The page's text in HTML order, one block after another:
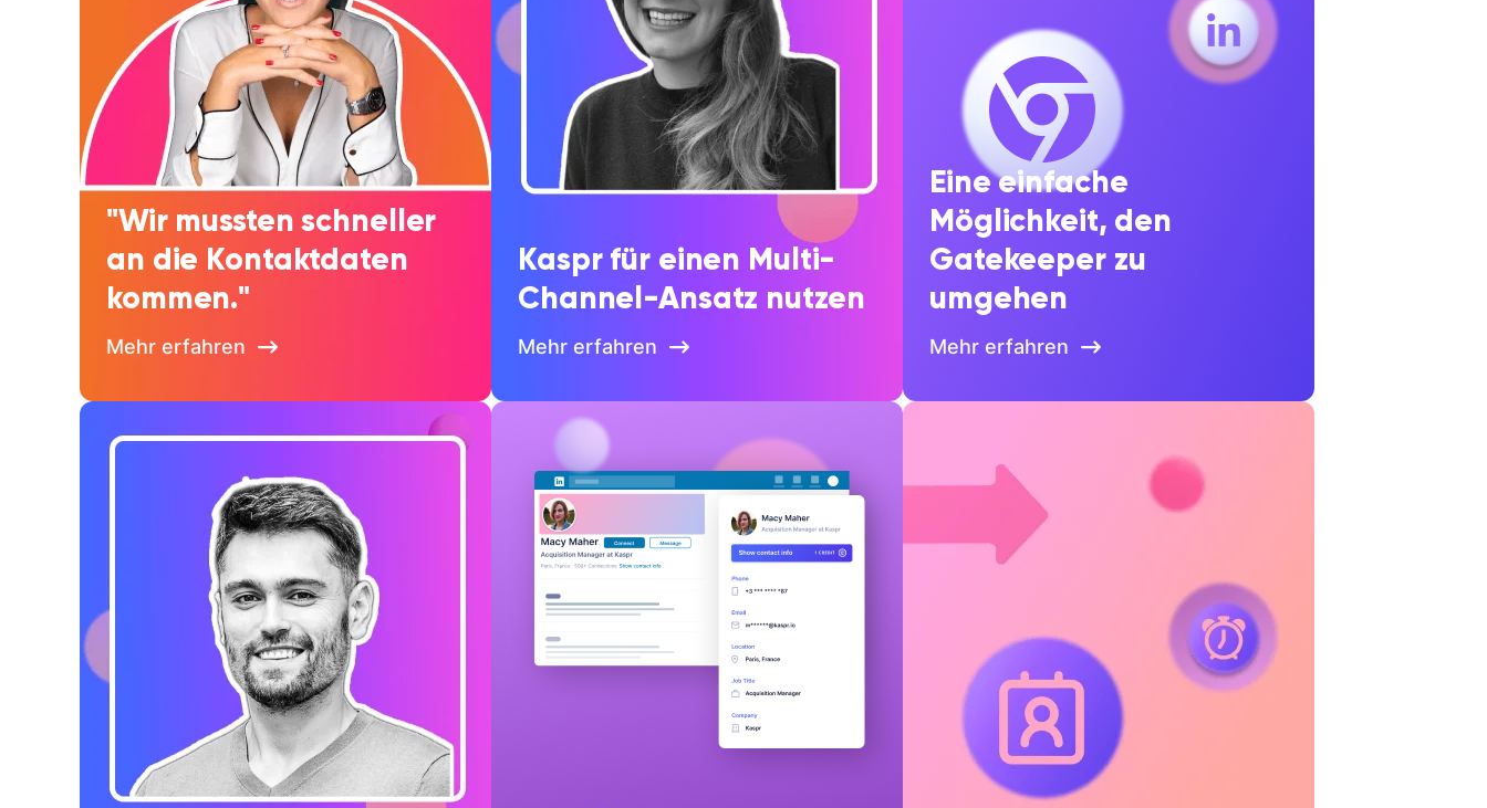
"Wir mussten schneller
an die Kontaktdaten
kommen."
Mehr erfahren
Kaspr für einen Multi-
Channel-Ansatz nutzen
Mehr erfahren
Eine einfache
Möglichkeit, den
Gatekeeper zu
umgehen
Mehr erfahren